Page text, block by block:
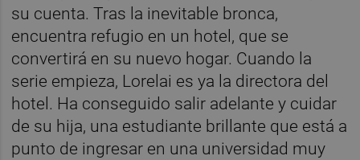
su cuenta. Tras la inevitable bronca,
encuentra refugio en un hotel, que se
convertirá en su nuevo hogar. Cuando la
serie empieza, Lorelai es ya la directora del
hotel. Ha conseguido salir adelante y cuidar
de su hija, una estudiante brillante que está a
punto de ingresar en una universidad muy